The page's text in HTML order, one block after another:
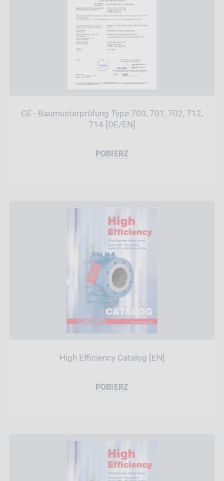
CE - Baumusterprüfung Type 700, 701, 702, 712,
714 [DE/EN]
POBIERZ
High Efficiency Catalog [EN]
POBIERZ